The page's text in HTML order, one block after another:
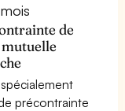
de
précontrainte